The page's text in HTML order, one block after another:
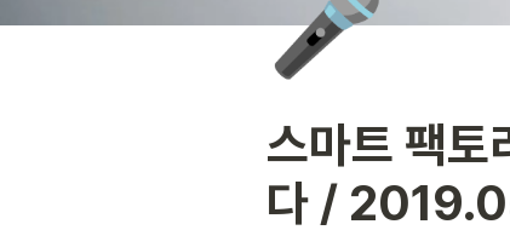
🎤
스마트 팩
다 /